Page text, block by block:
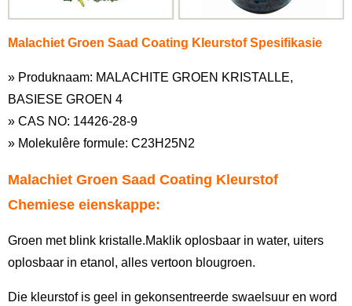
Malachiet Groen Saad Coating Kleurstof Spesifikasie
» Produknaam: MALACHITE GROEN KRISTALLE,
BASIESE GROEN 4
» CAS NO: 14426-28-9
» Molekulêre formule: C23H25N2
Malachiet Groen Saad Coating Kleurstof
Chemiese eienskappe:
Groen met blink kristalle.Maklik oplosbaar in water, uiters
oplosbaar in etanol, alles vertoon blougroen.
Die kleurstof is geel in gekonsentreerde swaelsuur en word